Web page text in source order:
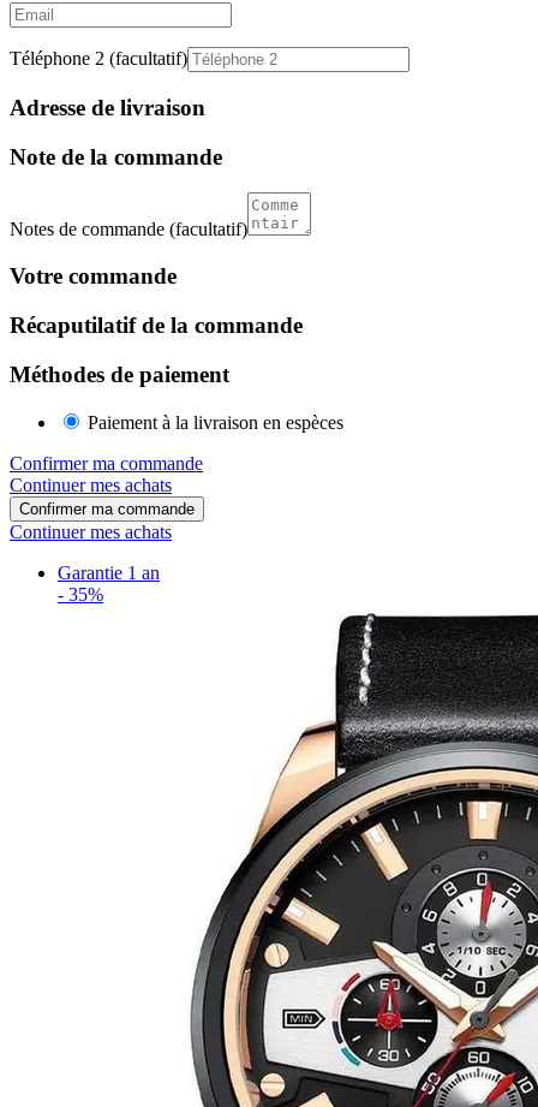
Email
Téléphone 2 (facultatif)
Adresse de livraison
Note de la commande
Notes de commande (facultatif)
Votre commande
Récaputilatif de la commande
Méthodes de paiement
Paiement à la livraison en espèces
Confirmer ma commande
Continuer mes achats
Confirmer ma commande
Continuer mes achats
Garantie 1 an
- 35%